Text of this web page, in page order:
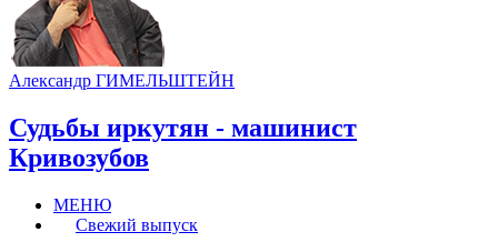
Александр ГИМЕЛЬШТЕЙН
Судьбы иркутян - машинист
Кривозубов
МЕНЮ
Свежий выпуск